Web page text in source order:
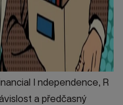
I ndependence, R
a předčasný